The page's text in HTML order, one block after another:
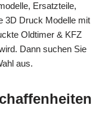
Ersatzteile,
3D Druck Modelle mit
Oldtimer & KFZ
Dann suchen Sie
aus.